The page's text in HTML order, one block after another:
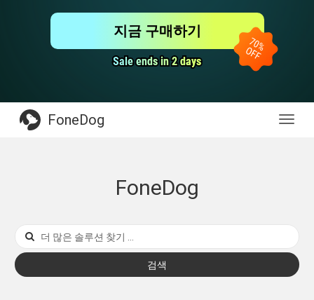
Sale ends in 2 days
Sale ends in 2 days
지금 구매하기
전
FoneDog
FoneDog
검색